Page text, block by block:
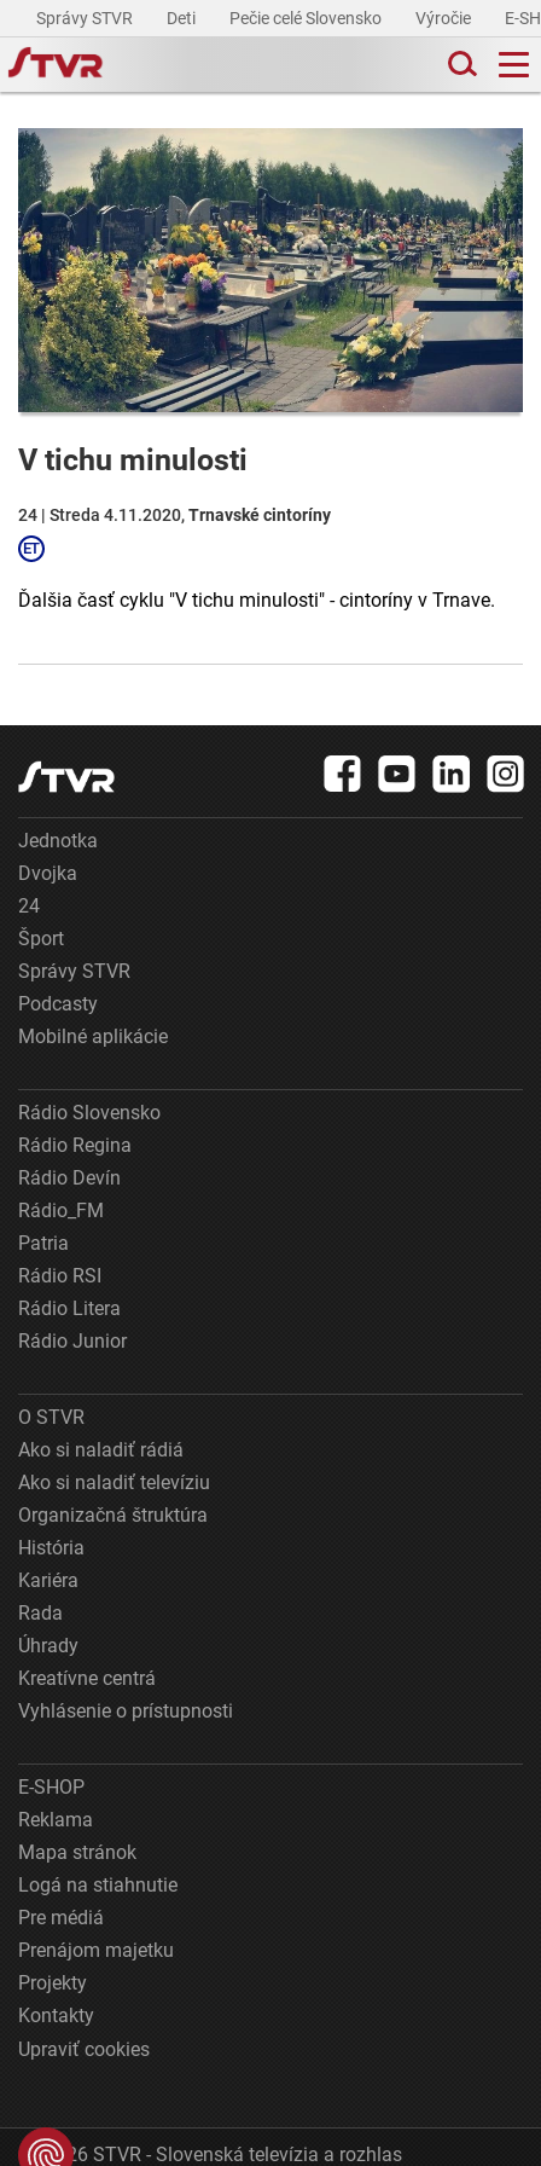
Správy STVR Deti Pečie celé Slovensko Výročie E-
V tichu minulosti
24 | Streda 4.11.2020,Trnavské cintoríny
Ďalšia časť cyklu "V tichu minulosti" - cintoríny v Trnave.
Jednotka
Dvojka
24
Šport
Správy STVR
Podcasty
Mobilné aplikácie
Rádio Slovensko
Rádio Regina
Rádio Devín
Rádio_FM
Patria
Rádio RSI
Rádio Litera
Rádio Junior
O STVR
Ako si naladiť rádiá
Ako si naladiť televíziu
Organizačná štruktúra
História
Kariéra
Rada
Úhrady
Kreatívne centrá
Vyhlásenie o prístupnosti
E-SHOP
Reklama
Mapa stránok
Logá na stiahnutie
Pre médiá
Prenájom majetku
Projekty
Kontakty
Upraviť cookies
© 2026 STVR - Slovenská televízia a rozhlas